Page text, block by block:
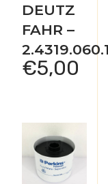
DEUTZ
FAHR –
€5,00